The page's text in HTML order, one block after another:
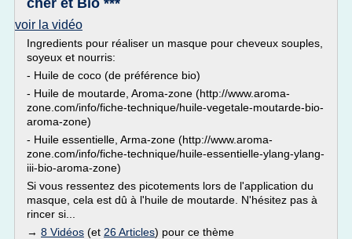
cher et Bio ***
voir la vidéo
Ingredients pour réaliser un masque pour cheveux souples,
soyeux et nourris:
- Huile de coco (de préférence bio)
- Huile de moutarde, Aroma-zone (http://www.aroma-
zone.com/info/fiche-technique/huile-vegetale-moutarde-bio-
aroma-zone)
- Huile essentielle, Arma-zone (http://www.aroma-
zone.com/info/fiche-technique/huile-essentielle-ylang-ylang-
iii-bio-aroma-zone)
Si vous ressentez des picotements lors de l'application du
masque, cela est dû à l'huile de moutarde. N'hésitez pas à
rincer si...
→ 8 Vidéos (et 26 Articles) pour ce thème